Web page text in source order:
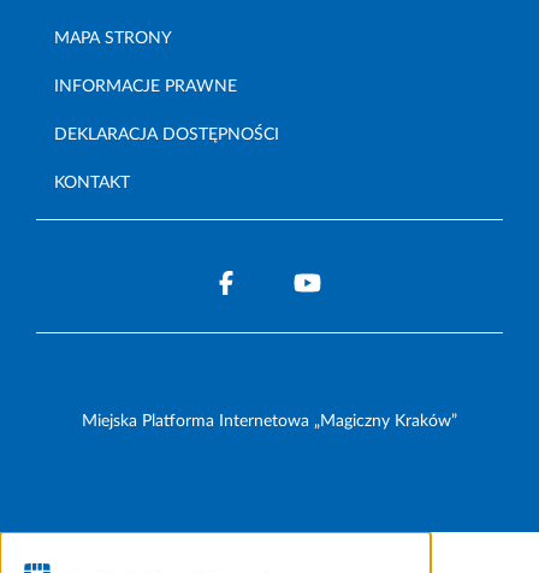
MAPA STRONY
INFORMACJE PRAWNE
DEKLARACJA DOSTĘPNOŚCI
KONTAKT
Miejska Platforma Internetowa „Magiczny Kraków”